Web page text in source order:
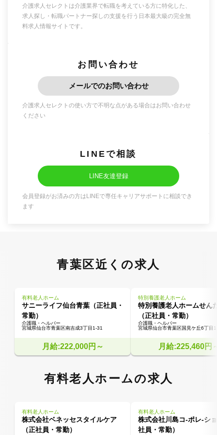
介護求人セレクトは介護業界で転職を考えている方に特化した、
求人探し・転職パートナー探しの支援を行う日本最大級の完全無
料求人情報サイトです。
お問い合わせ
メールでのお問い合わせ
介護求人セレクトの使い方で不明な点がある場合はお問い合わせ
ください
LINEで相談
LINE友達登録
会員登録がお済みの方はLINEで専任キャリアサポートに相談でき
ます
青葉区近くの求人
有料老人ホーム
サニーライフ仙台青葉（正社員・
常勤）
介護職・ヘルパー
宮城県仙台市青葉区南吉成3丁目1-31
月給:222,000円～
特別養護老人ホーム
特別養護老人ホームせん
（正社員・常勤）
介護職・ヘルパー
宮城県仙台市青葉区国見ケ丘6丁目
月給:225,460円
有料老人ホームの求人
有料老人ホーム
株式会社ベネッセスタイルケア
（正社員・常勤）
有料老人ホーム
株式会社川島コ-ポレ-シ
社員・常勤）